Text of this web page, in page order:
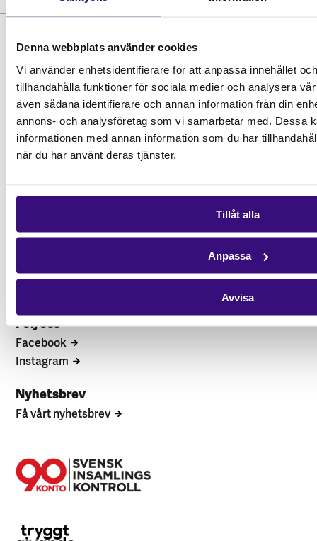
Denna webbplats använder cookies
Vi använder enhetsidentifierare för att anpassa innehållet
tillhandahålla funktioner för sociala medier och analysera
även sådana identifierare och annan information från din
annons- och analysföretag som vi samarbetar med. Dessa
informationen med annan information som du har
när du har använt deras tjänster.
Tillåt alla
Anpassa
Avvisa
Hitta snabbt
STÖD OSS
Vårt arbete
Hitta kontaktperson
Följ oss
Facebook
Instagram
Nyhetsbrev
Få vårt nyhetsbrev